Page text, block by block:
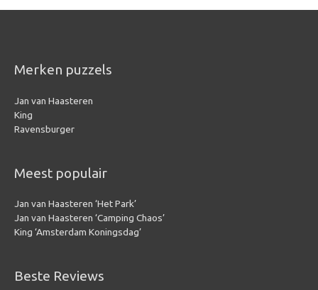
Merken puzzels
Jan van Haasteren
King
Ravensburger
Meest populair
Jan van Haasteren ‘Het Park’
Jan van Haasteren ‘Camping Chaos’
King ‘Amsterdam Koningsdag’
Beste Reviews